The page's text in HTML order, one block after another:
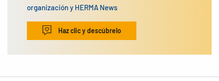
organización y HERMA News
Haz clic y descúbrelo